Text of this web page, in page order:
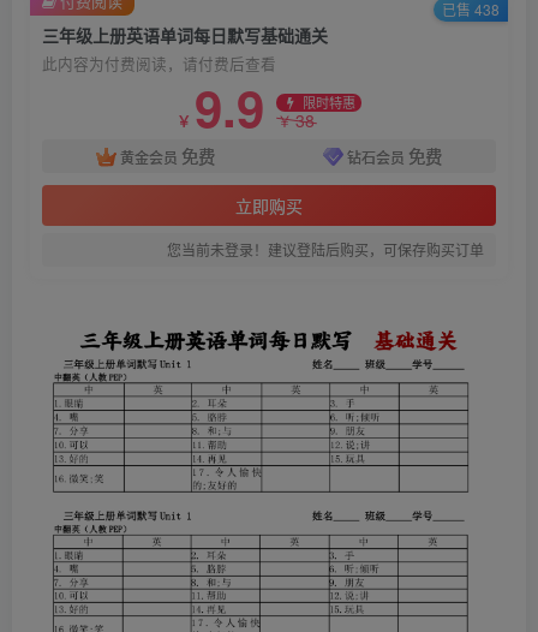
三年级上册英语单词每日默写基础通关
此内容为付费阅读，请付费后查看
￥ 9.9 限时特惠
￥38
黄金会员 免费 钻石会员 免费
立即购买
您当前未登录！建议登陆后购买，可保存购买订单
已售 438